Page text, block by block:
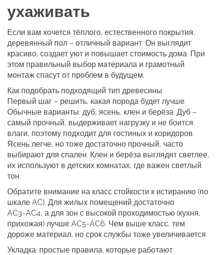
ухаживать
Если вам хочется тёплого, естественного покрытия,
деревянный пол – отличный вариант. Он выглядит
красиво, создает уют и повышает стоимость дома. При
этом правильный выбор материала и грамотный
монтаж спасут от проблем в будущем.
Как подобрать подходящий тип древесины
Первый шаг – решить, какая порода будет лучше.
Обычные варианты: дуб, ясень, клен и берёза. Дуб –
самый прочный, выдерживает нагрузку и не боится
влаги, поэтому подходит для гостиных и коридоров.
Ясень легче, но тоже достаточно прочный, часто
выбирают для спален. Клен и берёза выглядят светлее,
их используют в детских комнатах, где важен светлый
тон.
Обратите внимание на класс стойкости к истиранию (по
шкале AC). Для жилых помещений достаточно
AC3‑AC4, а для зон с высокой проходимостью (кухня,
прихожая) лучше AC5‑AC6. Чем выше класс, тем
дороже материал, но срок службы тоже увеличивается.
Укладка: простые правила, которые работают